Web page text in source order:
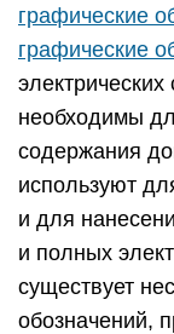
графические
графические
необходимы
содержания
используют
и для
и полных
существует
обозначений,